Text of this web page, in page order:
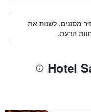
מסננים, לשנות את
הדעת.